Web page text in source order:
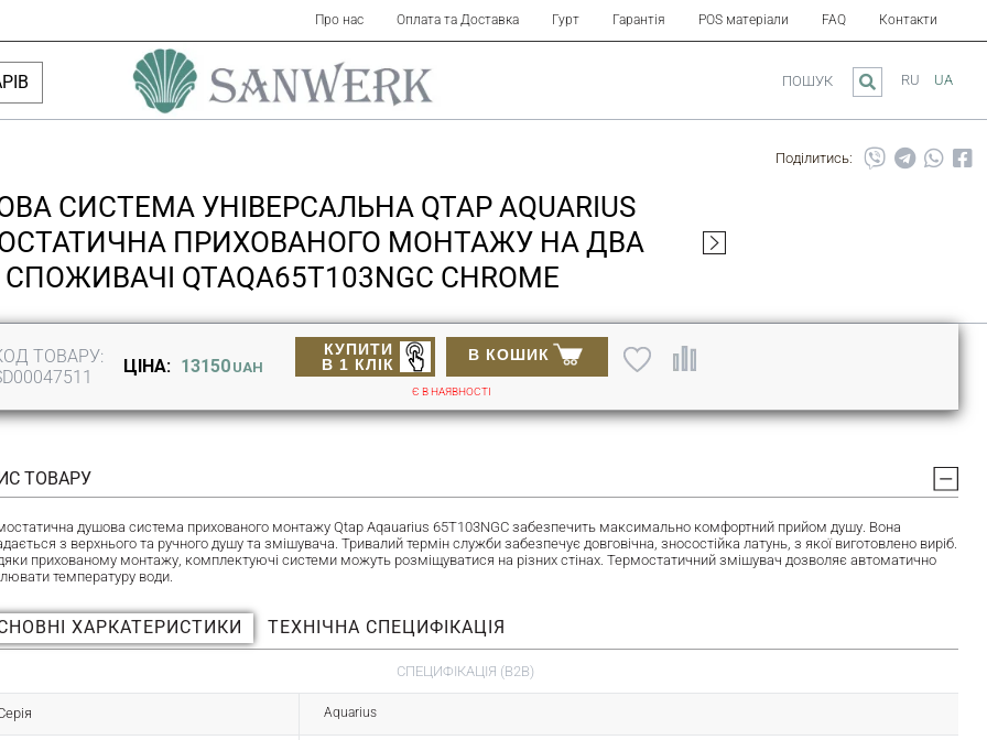
Про нас Оплата та Доставка Гурт Гарантія POS матеріали FAQ Контакти
RU UA
ПОШУК
Поділитись:
СИСТЕМА УНІВЕРСАЛЬНА QTAP AQUARIUS
ПРИХОВАНОГО МОНТАЖУ НА ДВА
СПОЖИВАЧІ QTAQA65T103NGC CHROME
ТОВАРУ:
ЦІНА: 13150 UAH
В КОШИК
КУПИТИ
В 1 КЛІК
Є В НАЯВНОСТІ
ТОВАРУ
душова система прихованого монтажу Qtap Aqauarius 65T103NGC забезпечить максимально комфортний прийом душу. Вона
з верхнього та ручного душу та змішувача. Тривалий термін служби забезпечує довговічна, зносостійка латунь, з якої виготовлено виріб.
прихованому монтажу, комплектуючі системи можуть розміщуватися на різних стінах. Термостатичний змішувач дозволяє автоматично
температуру води.
ХАРКАТЕРИСТИКИ ТЕХНІЧНА СПЕЦИФІКАЦІЯ
СПЕЦИФІКАЦІЯ (B2B)
Aquarius